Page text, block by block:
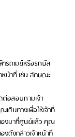
รถเมย์หรือรถบัส
หน้าที่ เช่น ลักษณะ
ต่อสอบถามเจ้า
ดินทางเพื่อให้เจ้าที่
งมาที่ศูนย์แล้ว คุณ
งดังกล่าวเจ้าหน้าที่